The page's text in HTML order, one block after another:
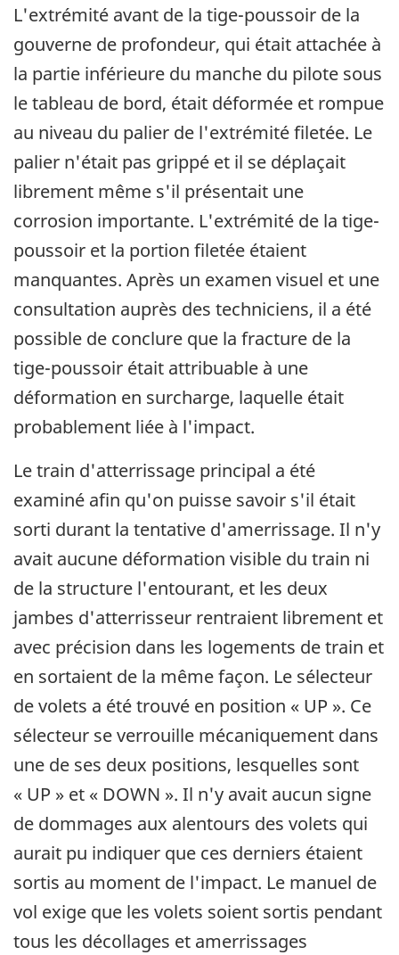
L'extrémité avant de la tige-poussoir de la
gouverne de profondeur, qui était attachée à
la partie inférieure du manche du pilote sous
le tableau de bord, était déformée et rompue
au niveau du palier de l'extrémité filetée. Le
palier n'était pas grippé et il se déplaçait
librement même s'il présentait une
corrosion importante. L'extrémité de la tige-
poussoir et la portion filetée étaient
manquantes. Après un examen visuel et une
consultation auprès des techniciens, il a été
possible de conclure que la fracture de la
tige-poussoir était attribuable à une
déformation en surcharge, laquelle était
probablement liée à l'impact.
Le train d'atterrissage principal a été
examiné afin qu'on puisse savoir s'il était
sorti durant la tentative d'amerrissage. Il n'y
avait aucune déformation visible du train ni
de la structure l'entourant, et les deux
jambes d'atterrisseur rentraient librement et
avec précision dans les logements de train et
en sortaient de la même façon. Le sélecteur
de volets a été trouvé en position « UP ». Ce
sélecteur se verrouille mécaniquement dans
une de ses deux positions, lesquelles sont
« UP » et « DOWN ». Il n'y avait aucun signe
de dommages aux alentours des volets qui
aurait pu indiquer que ces derniers étaient
sortis au moment de l'impact. Le manuel de
vol exige que les volets soient sortis pendant
tous les décollages et amerrissages